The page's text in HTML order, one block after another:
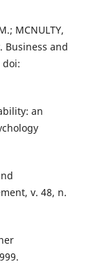
MCNULTY,
Business and
doi:
an
v. 48, n.